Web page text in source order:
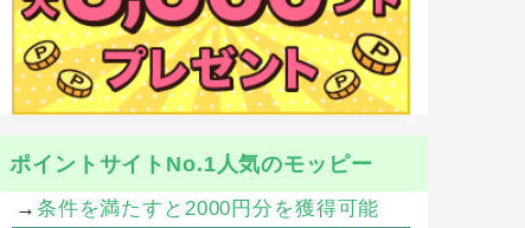
ポイントサイトNo.1人気のモッピー
→ 条件を満たすと2000円分を獲得可能